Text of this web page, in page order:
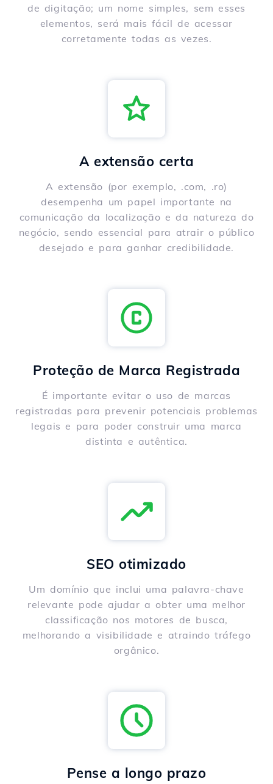
de digitação; um nome simples, sem esses
elementos, será mais fácil de acessar
corretamente todas as vezes.
A extensão certa
A extensão (por exemplo, .com, .ro)
desempenha um papel importante na
comunicação da localização e da natureza do
negócio, sendo essencial para atrair o público
desejado e para ganhar credibilidade.
Proteção de Marca Registrada
É importante evitar o uso de marcas
registradas para prevenir potenciais problemas
legais e para poder construir uma marca
distinta e autêntica.
SEO otimizado
Um domínio que inclui uma palavra-chave
relevante pode ajudar a obter uma melhor
classificação nos motores de busca,
melhorando a visibilidade e atraindo tráfego
orgânico.
Pense a longo prazo